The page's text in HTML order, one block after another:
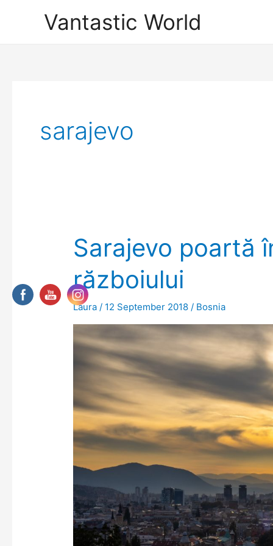
Vantastic World
sarajevo
Sarajevo poartă
războiului
Laura/ 12 September 2018/ Bosnia